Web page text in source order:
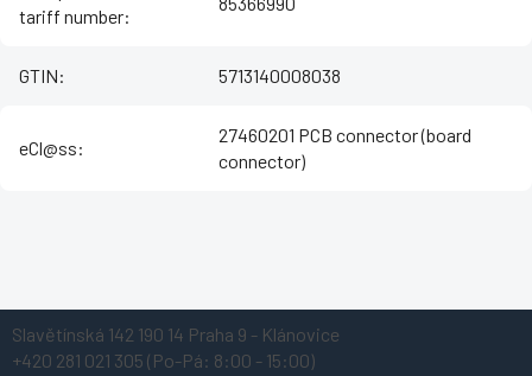
tariff number:
GTIN: 5713140008038
eCl@ss:
27460201 PCB connector (board
connector)
Slavětínská 142 190 14 Praha 9 - Klánovice
+420 281 021 305 (Po-Pá: 8:00 - 15:00)